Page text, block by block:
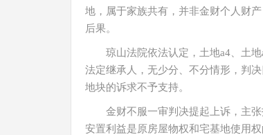
地，属于家族共有，并非金财个人财
后果。
琼山法院依法认定，土地a4、土
法定继承人，无少分、不分情形，判
地块的诉求不予支持。
金财不服一审判决提起上诉，主
安置利益是原房屋物权和宅基地使用